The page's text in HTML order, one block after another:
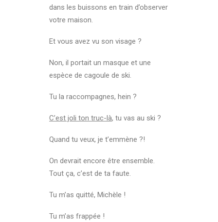
dans les buissons en train d’observer
votre maison.
Et vous avez vu son visage ?
Non, il portait un masque et une
espèce de cagoule de ski.
Tu la raccompagnes, hein ?
C’est joli ton truc-là, tu vas au ski ?
Quand tu veux, je t’emmène ?!
On devrait encore être ensemble.
Tout ça, c’est de ta faute.
Tu m’as quitté, Michèle !
Tu m’as frappée !